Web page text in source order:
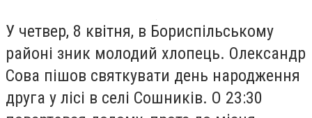
У четвер, 8 квітня, в Бориспільському
районі зник молодий хлопець. Олександр
Сова пішов святкувати день народження
друга у лісі в селі Сошників. О 23:30